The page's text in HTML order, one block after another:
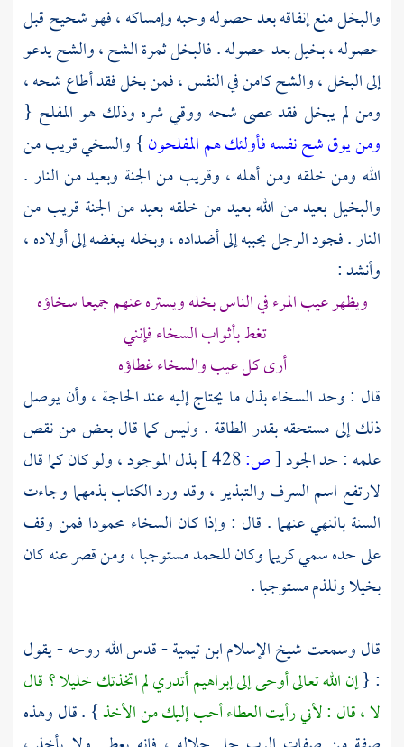
والبخل منع إنفاقه بعد حصوله وحبه وإمساكه ، فهو شحيح قبل
حصوله ، بخيل بعد حصوله . فالبخل ثمرة الشح ، والشح يدعو
إلى البخل ، والشح كامن في النفس ، فمن بخل فقد أطاع شحه ،
ومن لم يبخل فقد عصى شحه ووقي شره وذلك هو المفلح {
ومن يوق شح نفسه فأولئك هم المفلحون} والسخي قريب من
الله ومن خلقه ومن أهله ، وقريب من الجنة وبعيد من النار .
والبخيل بعيد من الله بعيد من خلقه بعيد من الجنة قريب من
النار . فجود الرجل يحببه إلى أضداده ، وبخله يبغضه إلى أولاده ،
وأنشد :
ويظهر عيب المرء في الناس بخله ويستره عنهم جميعا سخاؤه
تغط بأثواب السخاء فإنني
أرى كل عيب والسخاء غطاؤه
قال : وحد السخاء بذل ما يحتاج إليه عند الحاجة ، وأن يوصل
ذلك إلى مستحقه بقدر الطاقة . وليس كما قال بعض من نقص
علمه : حد الجود[ص:
بذل الموجود ، ولو كان كما قال
لارتفع اسم السرف والتبذير ، وقد ورد الكتاب بذمهما وجاءت
السنة بالنهي عنهما . قال : وإذا كان السخاء محمودا فمن وقف
على حده سمي كريما وكان للحمد مستوجبا ، ومن قصر عنه كان
بخيلا وللذم مستوجبا .
قال وسمعت شيخ الإسلامابن تيمية- قدس الله روحه - يقول
: {إن الله تعالى أوحى إلىإبراهيمأتدري لم اتخذتك خليلا ؟ قال
لا ، قال : لأني رأيت العطاء أحب إليك من الأخذ} . قال وهذه